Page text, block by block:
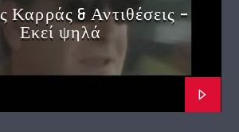
Καρράς & Αντιθέσεις –
Εκεί ψηλά